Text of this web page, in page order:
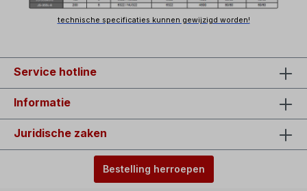
technische specificaties kunnen gewijzigd worden!
Service hotline
Informatie
Juridische zaken
Bestelling herroepen